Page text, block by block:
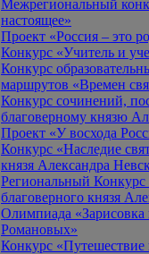
Межрегиональный
настоящее»
Проект «Россия – это
Конкурс «Учитель и
Конкурс
маршрутов «Времен
Конкурс сочинений,
благоверному князю
Проект «У восхода
Конкурс «Наследие
князя Александра
Региональный Конкурс
благоверного князя
Олимпиада
Романовых»
Конкурс «Путешествие